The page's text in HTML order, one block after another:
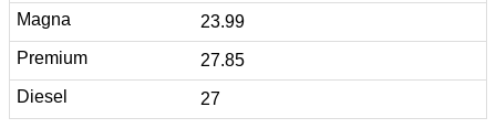
23.99
27.85
27